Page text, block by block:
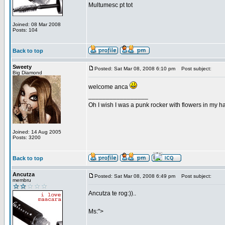
Joined: 08 Mar 2008
Posts: 104
Multumesc pt tot
Back to top
Sweety
Big Diamond
Joined: 14 Aug 2005
Posts: 3200
Posted: Sat Mar 08, 2008 6:10 pm Post subject:
welcome anca
Oh I wish I was a punk rocker with flowers in my
Back to top
Ancutza
membru
Posted: Sat Mar 08, 2008 6:49 pm Post subject:
Ancutza te rog:))..
Ms:">